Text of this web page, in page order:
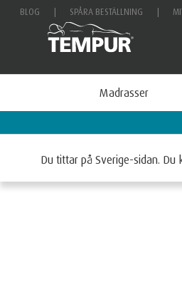
BLOG SPÅRA BESTÄLLNING
Madrasser
Du tittar på Sverige-sidan.